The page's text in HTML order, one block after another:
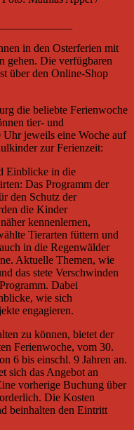
in den Osterferien mit
gehen. Die verfügbaren
über den Online-Shop
die beliebte Ferienwoche
tier- und
jeweils eine Woche auf
zur Ferienzeit:
Einblicke in die
Das Programm der
den Schutz der
die Kinder
kennenlernen,
Tierarten füttern und
in die Regenwälder
Aktuelle Themen, wie
das stete Verschwinden
Dabei
wie sich
engagieren.
zu können, bietet der
Ferienwoche, vom 30.
6 bis einschl. 9 Jahren an.
sich das Angebot an
vorherige Buchung über
Die Kosten
beinhalten den Eintritt